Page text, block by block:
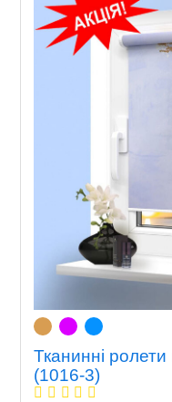
Тканинні ролети
(1016-3)